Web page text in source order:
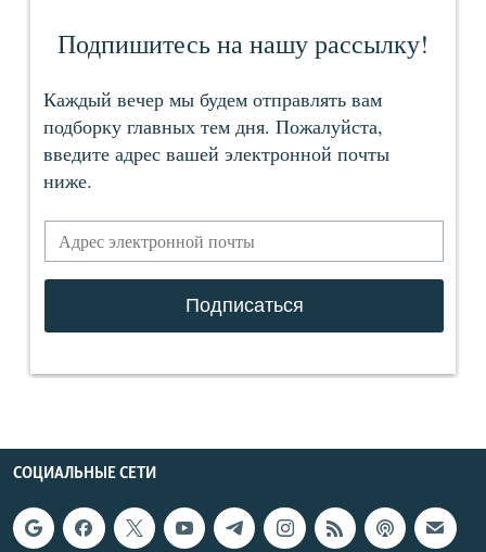
СОЦИАЛЬНЫЕ СЕТИ